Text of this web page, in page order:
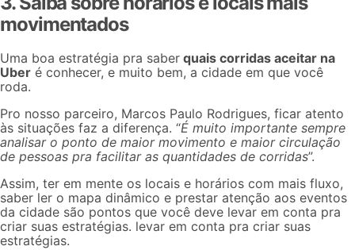
movimentados
Uma boa estratégia pra saber quais corridas aceitar na
Uber é conhecer, e muito bem, a cidade em que você
roda.
Pro nosso parceiro, Marcos Paulo Rodrigues, ficar atento
às situações faz a diferença. “É muito importante sempre
analisar o ponto de maior movimento e maior circulação
de pessoas pra facilitar as quantidades de corridas”.
Assim, ter em mente os locais e horários com mais fluxo,
saber ler o mapa dinâmico e prestar atenção aos eventos
da cidade são pontos que você deve levar em conta pra
criar suas estratégias. levar em conta pra criar suas
estratégias.